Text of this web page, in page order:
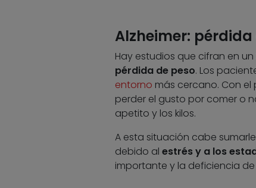
Alzheimer:
Hay estudios que cifran en
pérdida de peso. Los
entorno más cercano. Con
perder el gusto por comer o
apetito y los kilos.
A esta situación cabe
debido al estrés y a los
importante y la deficiencia